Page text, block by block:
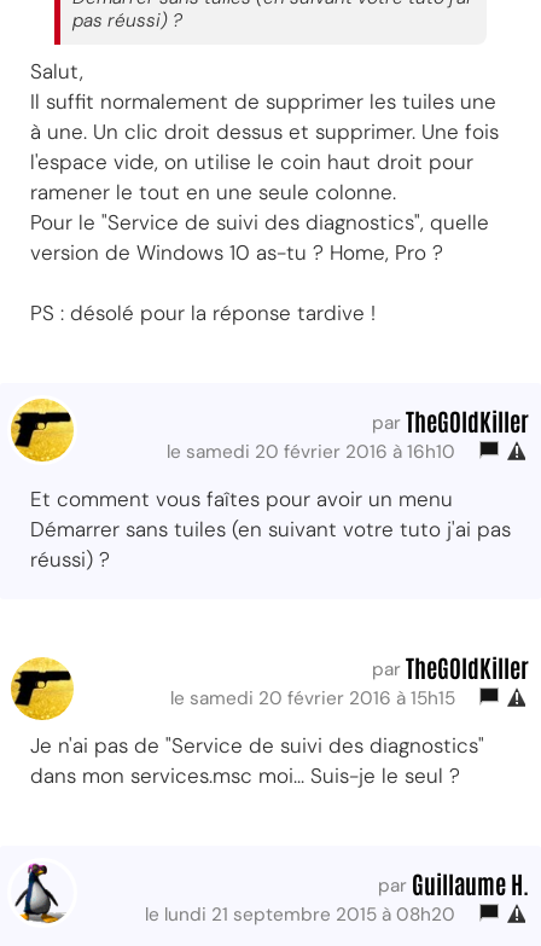
pas réussi) ?
Salut,
Il suffit normalement de supprimer les tuiles une
à une. Un clic droit dessus et supprimer. Une fois
l'espace vide, on utilise le coin haut droit pour
ramener le tout en une seule colonne.
Pour le "Service de suivi des diagnostics", quelle
version de Windows 10 as-tu ? Home, Pro ?
PS : désolé pour la réponse tardive !
par TheG0ldKiller
le samedi 20 février 2016 à 16h10
Et comment vous faîtes pour avoir un menu
Démarrer sans tuiles (en suivant votre tuto j'ai pas
réussi) ?
par TheG0ldKiller
le samedi 20 février 2016 à 15h15
Je n'ai pas de "Service de suivi des diagnostics"
dans mon services.msc moi... Suis-je le seul ?
par Guillaume H.
le lundi 21 septembre 2015 à 08h20